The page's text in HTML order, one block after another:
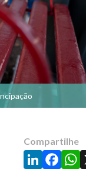
Compartilhe